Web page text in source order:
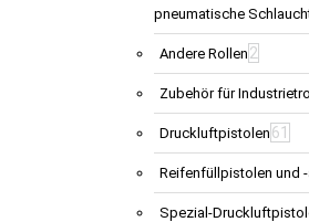
pneumatische
Andere Rollen 2
Zubehör für
Druckluftpistolen 61
Reifenfüllpistolen und
Spezial-